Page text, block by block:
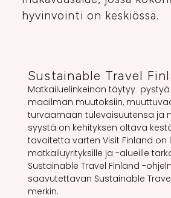
hyvinvointi on keskiössä.
Sustainable Travel
Matkailuelinkeinon täytyy
maailman muutoksiin,
turvaamaan tulevaisuutensa ja
syystä on kehityksen oltava
tavoitetta varten Visit Finland on
matkailuyrityksille ja -alueille
Sustainable Travel Finland -
saavutettavan Sustainable
merkin.